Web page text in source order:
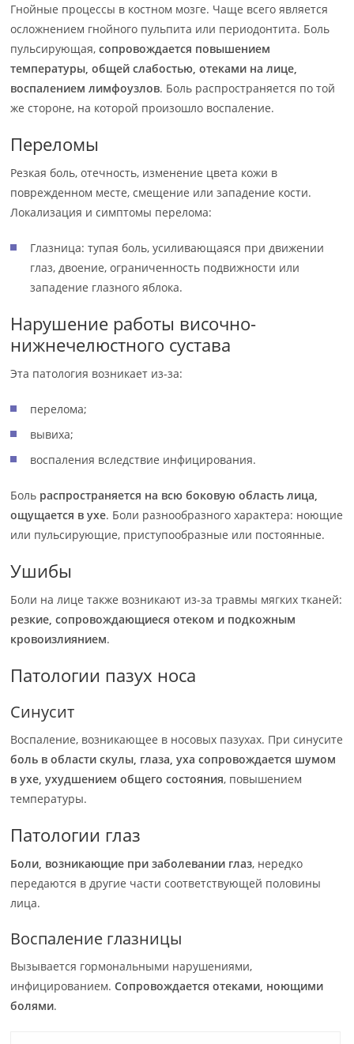
Гнойные процессы в костном мозге. Чаще всего является
осложнением гнойного пульпита или периодонтита. Боль
пульсирующая,сопровождается повышением
температуры, общей слабостью, отеками на лице,
воспалением лимфоузлов. Боль распространяется по той
же стороне, на которой произошло воспаление.
Переломы
Резкая боль, отечность, изменение цвета кожи в
поврежденном месте, смещение или западение кости.
Локализация и симптомы перелома:
Глазница: тупая боль, усиливающаяся при движении
глаз, двоение, ограниченность подвижности или
западение глазного яблока.
Нарушение работы височно-
нижнечелюстного сустава
Эта патология возникает из-за:
перелома;
вывиха;
воспаления вследствие инфицирования.
Боль распространяется на всю боковую область лица,
ощущается в ухе. Боли разнообразного характера: ноющие
или пульсирующие, приступообразные или постоянные.
Ушибы
Боли на лице также возникают из-за травмы мягких тканей:
резкие, сопровождающиеся отеком и подкожным
кровоизлиянием.
Патологии пазух носа
Синусит
Воспаление, возникающее в носовых пазухах. При синусите
боль в области скулы, глаза, уха сопровождается шумом
в ухе, ухудшением общего состояния, повышением
температуры.
Патологии глаз
Боли, возникающие при заболевании глаз, нередко
передаются в другие части соответствующей половины
лица.
Воспаление глазницы
Вызывается гормональными нарушениями,
инфицированием.Сопровождается отеками, ноющими
болями.